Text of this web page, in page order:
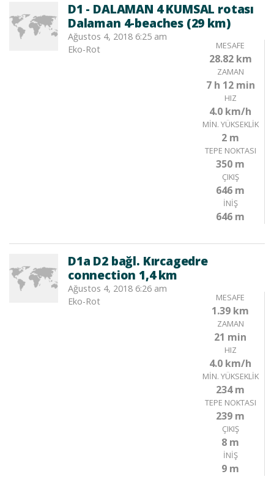
D1 - DALAMAN 4 KUMSAL rotası
Dalaman 4-beaches (29 km)
MESAFE
28.82 km
ZAMAN
7 h 12 min
HIZ
4.0 km/h
MIN. YÜKSEKLIK
2 m
TEPE NOKTASI
350 m
ÇIKIŞ
646 m
İNIŞ
646 m
Ağustos 4, 2018 6:25 am
Eko-Rot
D1a D2 bağl. Kırcagedre
connection 1,4 km
MESAFE
1.39 km
ZAMAN
21 min
HIZ
4.0 km/h
MIN. YÜKSEKLIK
234 m
TEPE NOKTASI
239 m
ÇIKIŞ
8 m
İNIŞ
9 m
Ağustos 4, 2018 6:26 am
Eko-Rot